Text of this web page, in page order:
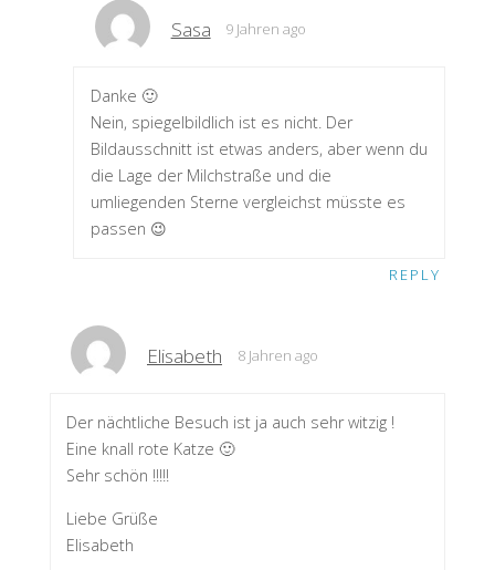
Sasa 9 Jahren ago
Danke 🙂
Nein, spiegelbildlich ist es nicht. Der
Bildausschnitt ist etwas anders, aber wenn du
die Lage der Milchstraße und die
umliegenden Sterne vergleichst müsste es
passen 😉
REPLY
Elisabeth 8 Jahren ago
Der nächtliche Besuch ist ja auch sehr witzig !
Eine knall rote Katze 🙂
Sehr schön !!!!!
Liebe Grüße
Elisabeth